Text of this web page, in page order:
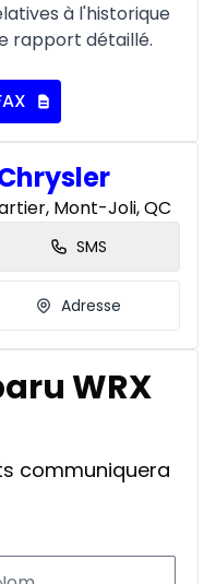
à l'historique
rapport détaillé.
Mont-Joli, QC
SMS
Adresse
WRX
communiquera